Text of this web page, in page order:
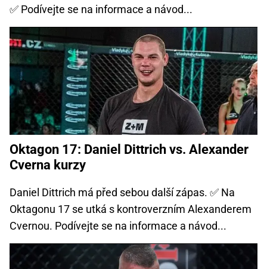
✅ Podívejte se na informace a návod...
Oktagon 17: Daniel Dittrich vs. Alexander
Cverna kurzy
Daniel Dittrich má před sebou další zápas. ✅ Na
Oktagonu 17 se utká s kontroverzním Alexanderem
Cvernou. Podívejte se na informace a návod...